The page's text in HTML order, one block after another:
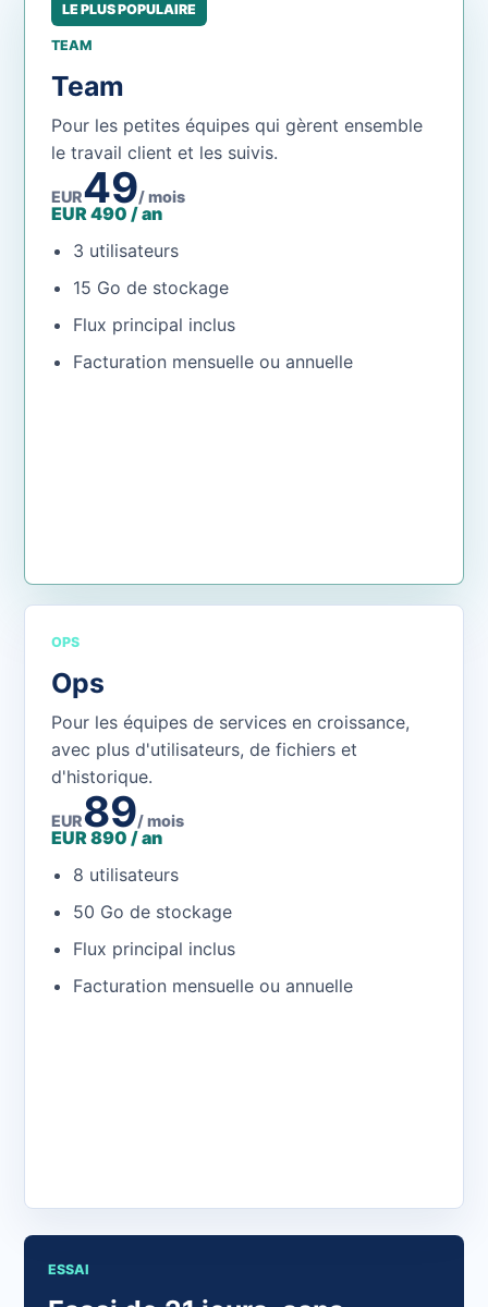
LE PLUS POPULAIRE
TEAM
Team
Pour les petites équipes qui gèrent ensemble
le travail client et les suivis.
EUR49/ mois
EUR 490 / an
3 utilisateurs
15 Go de stockage
Flux principal inclus
Facturation mensuelle ou annuelle
OPS
Ops
Pour les équipes de services en croissance,
avec plus d'utilisateurs, de fichiers et
d'historique.
EUR89/ mois
EUR 890 / an
8 utilisateurs
50 Go de stockage
Flux principal inclus
Facturation mensuelle ou annuelle
ESSAI